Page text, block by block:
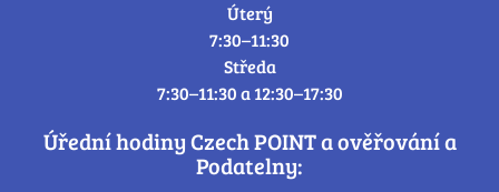
Úterý
7:30–11:30
Středa
7:30–11:30 a 12:30–17:30
Úřední hodiny Czech POINT a ověřování a
Podatelny: